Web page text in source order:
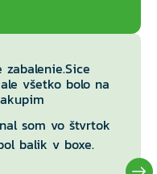
všetko bolo na
som vo štvrtok
balik v boxe.